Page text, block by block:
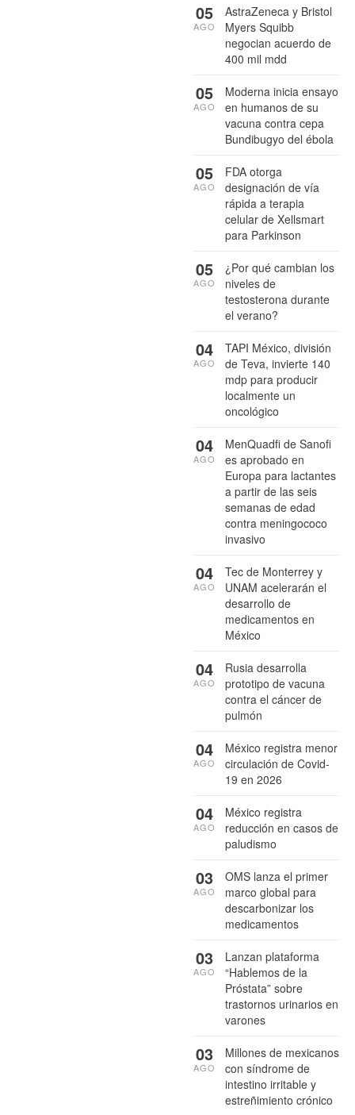
AstraZeneca y Bristol
Myers Squibb
negocian acuerdo de
400 mil mdd
05
AGO
Moderna inicia ensayo
en humanos de su
vacuna contra cepa
Bundibugyo del ébola
05
AGO
FDA otorga
designación de vía
rápida a terapia
celular de Xellsmart
para Parkinson
05
AGO
¿Por qué cambian los
niveles de
testosterona durante
el verano?
05
AGO
TAPI México, división
de Teva, invierte 140
mdp para producir
localmente un
oncológico
04
AGO
MenQuadfi de Sanofi
es aprobado en
Europa para lactantes
a partir de las seis
semanas de edad
contra meningococo
invasivo
04
AGO
Tec de Monterrey y
UNAM acelerarán el
desarrollo de
medicamentos en
México
04
AGO
Rusia desarrolla
prototipo de vacuna
contra el cáncer de
pulmón
04
AGO
México registra menor
circulación de Covid-
19 en 2026
04
AGO
México registra
reducción en casos de
paludismo
04
AGO
OMS lanza el primer
marco global para
descarbonizar los
medicamentos
03
AGO
Lanzan plataforma
“Hablemos de la
Próstata” sobre
trastornos urinarios en
varones
03
AGO
Millones de mexicanos
con síndrome de
intestino irritable y
estreñimiento crónico
03
AGO